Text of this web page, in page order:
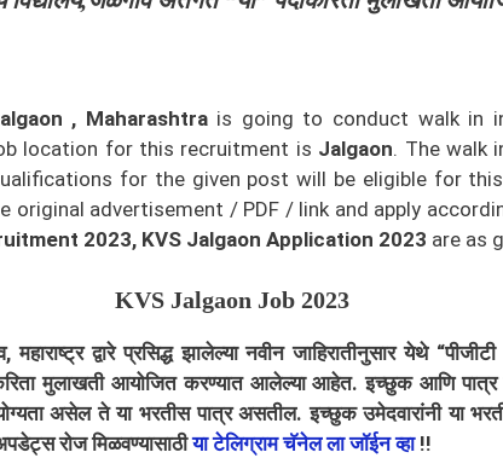
, Maharashtrais going to conduct walk in
location for this recruitment is Jalgaon. The walk
for the given post will be eligible for
advertisement / PDF / link and apply
2023, KVS Jalgaon Application 2023 are as
KVS Jalgaon Job 2023
, महाराष्ट्र द्वारे प्रसिद्ध झालेल्या नवीन जाहिरातीनुसार येथे
मुलाखती आयोजित करण्यात आलेल्या आहेत. इच्छुक आणि
असेल ते या भरतीस पात्र असतील. इच्छुक उमेदवारांनी या
रोज मिळवण्यासाठीया टेलिग्राम चॅनेल ला जॉईन व्हा!!